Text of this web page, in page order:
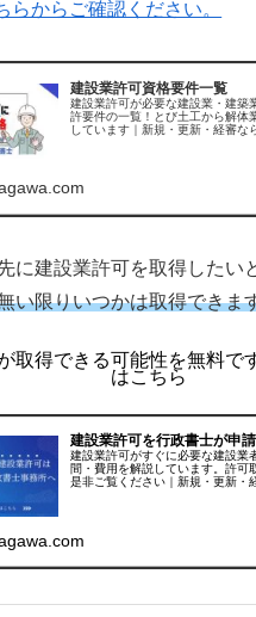
らからご確認ください。
建設業許可資格要件一覧
建設業許可が必要な建設業・建築
許要件の一覧！とび土工から解体
しています｜新規・更新・経審な
に建設業許可を取得したい
い限りいつかは取得できま
取得できる可能性を無料で
はこちら
建設業許可を行政書士が申
建設業許可がすぐに必要な建設業
間・費用を解説しています。許可
是非ご覧ください｜新規・更新・